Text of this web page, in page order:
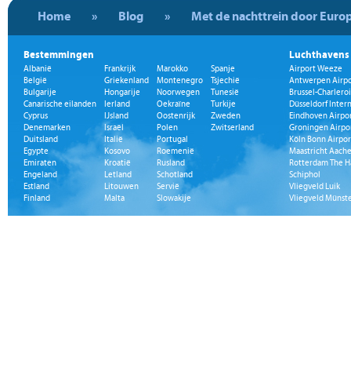
Home » Blog » Met de nachttrein door
Bestemmingen
Albanië
België
Bulgarije
Canarische eilanden
Cyprus
Denemarken
Duitsland
Egypte
Emiraten
Engeland
Estland
Finland
Frankrijk
Griekenland
Hongarije
Ierland
IJsland
Israël
Italië
Kosovo
Kroatië
Letland
Litouwen
Malta
Marokko
Montenegro
Noorwegen
Oekraïne
Oostenrijk
Polen
Portugal
Roemenië
Rusland
Schotland
Servië
Slowakije
Spanje
Tsjechië
Tunesië
Turkije
Zweden
Zwitserland
Luchthavens
Airport Weeze
Antwerpen
Brussel-
Düsseldorf
Eindhoven
Groningen
Köln Bonn
Maastricht
Rotterdam The
Schiphol
Vliegveld Luik
Vliegveld